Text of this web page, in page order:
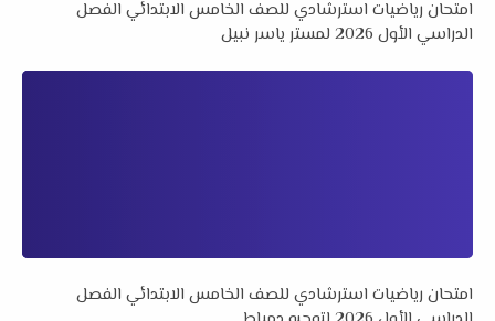
امتحان رياضيات استرشادي للصف الخامس الابتدائي الفصل
الدراسي الأول 2026 لمستر ياسر نبيل
امتحان رياضيات استرشادي للصف الخامس الابتدائي الفصل